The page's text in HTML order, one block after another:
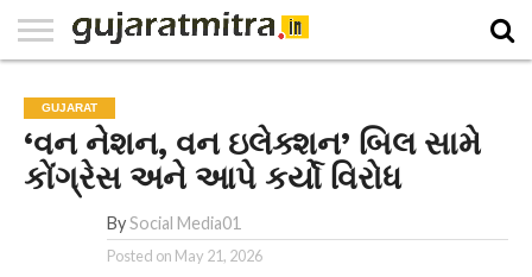
PAPER
NATIONAL
WORLD
BUSINESS
SPORTS
GUJARAT
OPINION
MORE
GUJARAT
‘વન નેશન, વન ઇલેક્શન’ બિલ સામે
કોંગ્રેસ અને આપે કર્યો વિરોધ
By Social Media01
Posted on May 21, 2026